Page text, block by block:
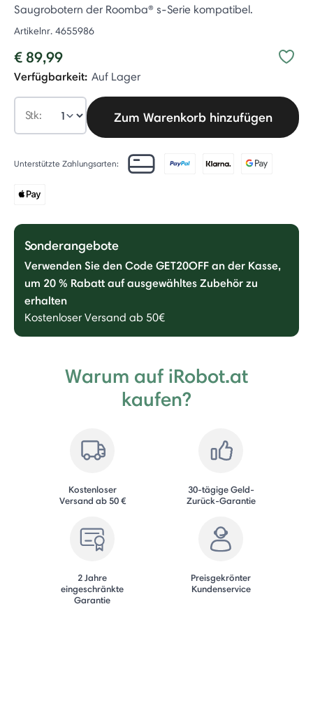
Saugrobotern der Roomba® s-Serie kompatibel.
Artikelnr. 4655986
€ 89,99
Verfügbarkeit: Auf Lager
Stk: Zum Warenkorb hinzufügen
Unterstützte Zahlungsarten:
Sonderangebote
Verwenden Sie den Code GET20OFF an der Kasse,
um 20 % Rabatt auf ausgewähltes Zubehör zu
erhalten
Kostenloser Versand ab 50€
Warum auf iRobot.at
kaufen?
Kostenloser
Versand ab 50 €
30-tägige Geld-
Zurück-Garantie
2 Jahre
eingeschränkte
Garantie
Preisgekrönter
Kundenservice